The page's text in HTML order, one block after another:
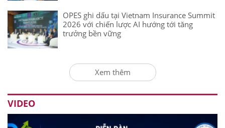
OPES ghi dấu tại Vietnam Insurance Summit
2026 với chiến lược AI hướng tới tăng
trưởng bền vững
Xem thêm
VIDEO